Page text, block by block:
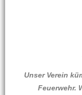
Unser Verein
Feuerwehr.